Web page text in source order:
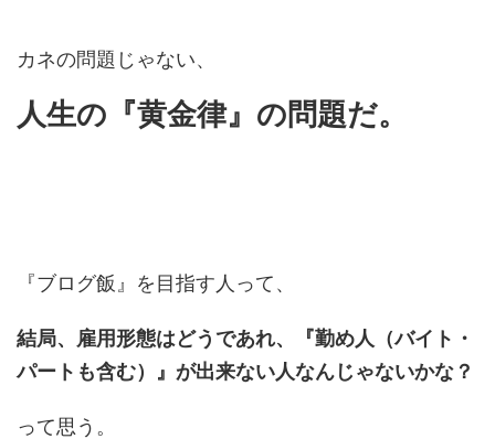
カネの問題じゃない、
人生の『黄金律』の問題だ。
『ブログ飯』を目指す人って、
結局、雇用形態はどうであれ、『勤め人（バイト・
パートも含む）』が出来ない人なんじゃないかな？
って思う。